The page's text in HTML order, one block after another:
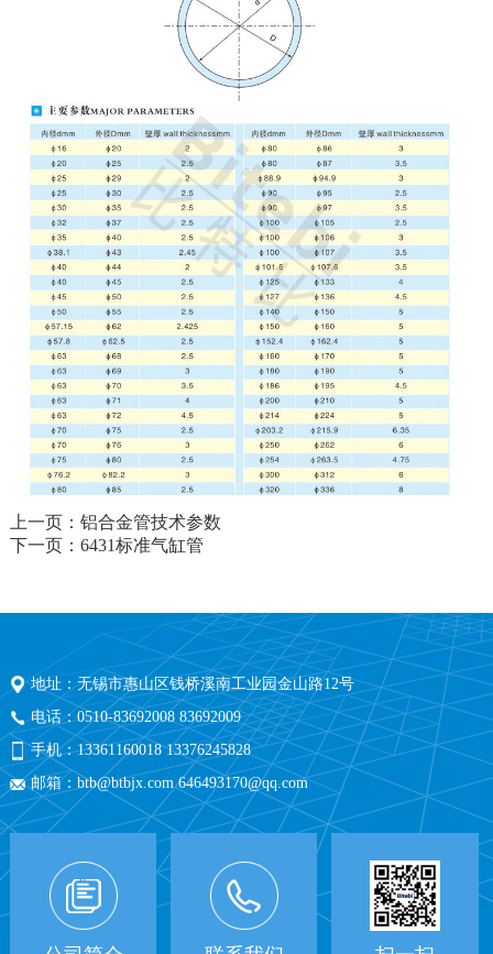
上一页：铝合金管技术参数
下一页：6431标准气缸管
地址：无锡市惠山区钱桥溪南工业园金山路12号
电话：0510-83692008 83692009
手机：13361160018 13376245828
邮箱：btb@btbjx.com 646493170@qq.com